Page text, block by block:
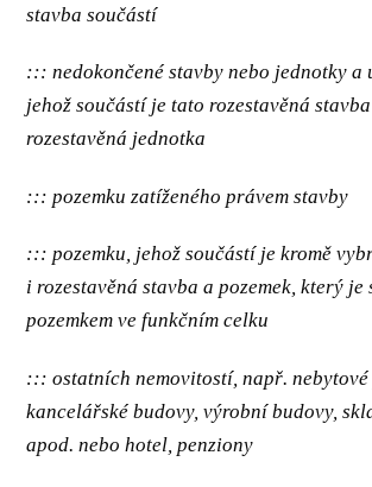
stavba součástí
::: nedokončené stavby nebo jednotky a
jehož součástí je tato rozestavěná
rozestavěná jednotka
::: pozemku zatíženého právem stavby
::: pozemku, jehož součástí je kromě
i rozestavěná stavba a pozemek, který je
pozemkem ve funkčním celku
::: ostatních nemovitostí, např.
kancelářské budovy, výrobní budovy,
apod. nebo hotel, penziony